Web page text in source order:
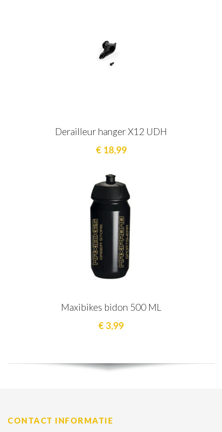
Derailleur hanger X12 UDH
€ 18,99
Maxibikes bidon 500 ML
€ 3,99
CONTACT INFORMATIE